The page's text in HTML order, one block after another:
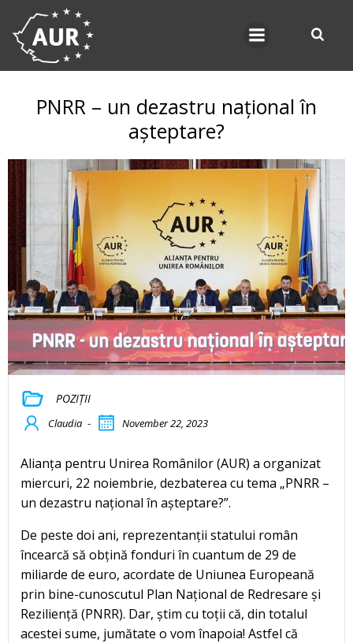
PNRR – un dezastru național în
așteptare?
POZIȚII
Claudia - November 22, 2023
Alianța pentru Unirea Românilor (AUR) a organizat
miercuri, 22 noiembrie, dezbaterea cu tema „PNRR –
un dezastru național în așteptare?”.
De peste doi ani, reprezentanții statului român
încearcă să obțină fonduri în cuantum de 29 de
miliarde de euro, acordate de Uniunea Europeană
prin bine-cunoscutul Plan Național de Redresare și
Reziliență (PNRR). Dar, știm cu toții că, din totalul
acestei sume, jumătate o vom înapoia! Astfel că